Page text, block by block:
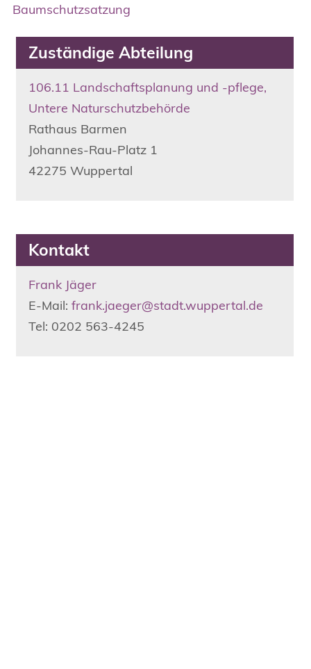
Baumschutzsatzung
Zuständige Abteilung
106.11 Landschaftsplanung und -pflege,
Untere Naturschutzbehörde
Rathaus Barmen
Johannes-Rau-Platz 1
42275 Wuppertal
Kontakt
Frank Jäger
E-Mail: frank.jaeger@stadt.wuppertal.de
Tel: 0202 563-4245